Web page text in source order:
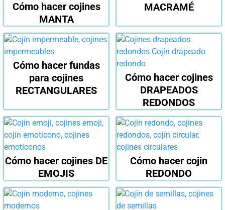
Cómo hacer cojines
MANTA
MACRAMÉ
Cómo hacer fundas
para cojines
RECTANGULARES
Cómo hacer cojines
DRAPEADOS
REDONDOS
Cómo hacer cojines DE
EMOJIS
Cómo hacer cojin
REDONDO